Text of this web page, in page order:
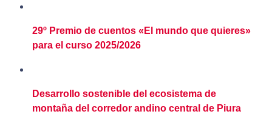
29º Premio de cuentos «El mundo que quieres»
para el curso 2025/2026
Desarrollo sostenible del ecosistema de
montaña del corredor andino central de Piura